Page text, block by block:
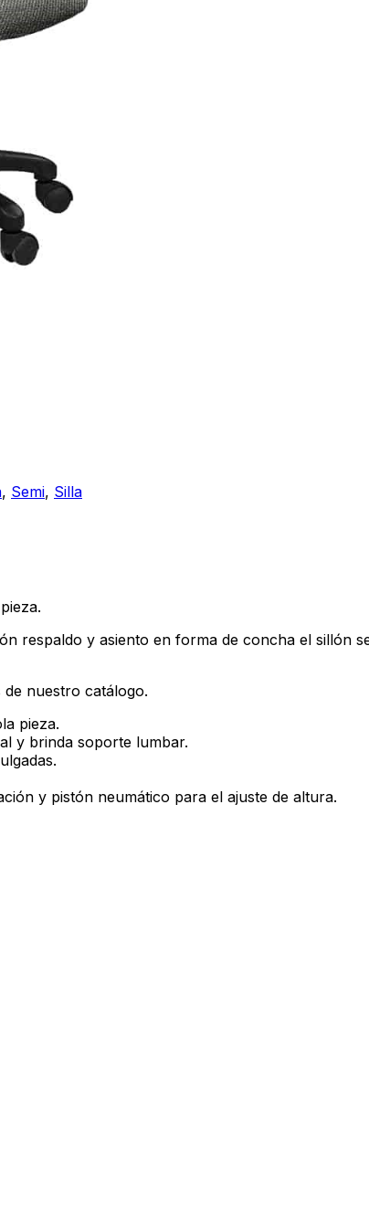
, Semi, Silla
respaldo y asiento en forma de concha el sillón
nuestro catálogo.
pieza.
y brinda soporte lumbar.
y pistón neumático para el ajuste de altura.